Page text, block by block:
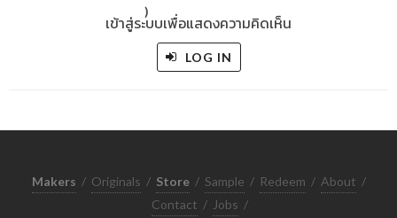
)
เข้าสู่ระบบเพื่อแสดงความคิดเห็น
LOG IN
Makers / Originals / Store / Sample / Redeem / About /
Contact / Jobs /